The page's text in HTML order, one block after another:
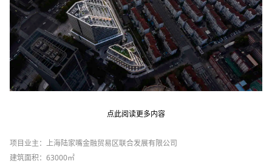
点此阅读更多内容
项目业主：上海陆家嘴金融贸易区联合发展有限公司
建筑面积： 63000㎡